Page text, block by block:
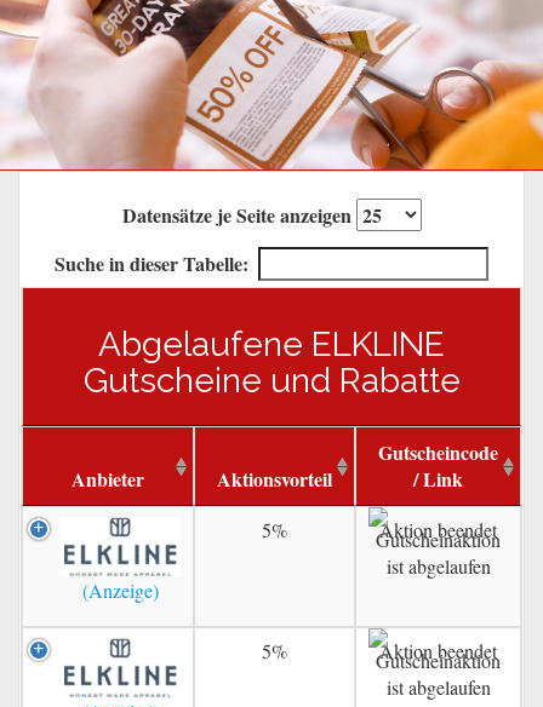
Datensätze je Seite anzeigen
Suche in dieser Tabelle:
Abgelaufene ELKLINE
Gutscheine und Rabatte
Anbieter Aktionsvorteil
Gutscheincode
/ Link
5% Aktion beendet
5% Aktion beendet